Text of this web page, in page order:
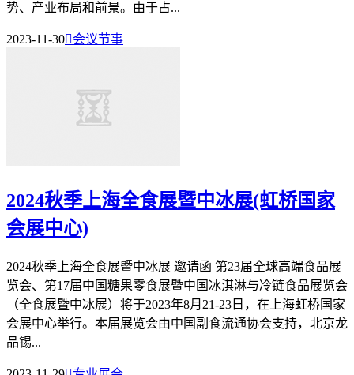
势、产业布局和前景。由于占...
2023-11-30会议节事
2024秋季上海全食展暨中冰展(虹桥国家
会展中心)
2024秋季上海全食展暨中冰展 邀请函 第23届全球高端食品展
览会、第17届中国糖果零食展暨中国冰淇淋与冷链食品展览会
（全食展暨中冰展）将于2023年8月21-23日，在上海虹桥国家
会展中心举行。本届展览会由中国副食流通协会支持，北京龙
品锡...